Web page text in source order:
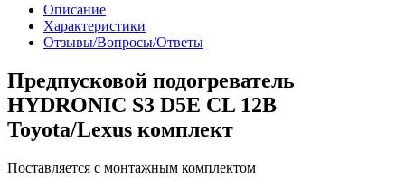
Описание
Характеристики
Отзывы/Вопросы/Ответы
Предпусковой подогреватель
HYDRONIC S3 D5E CL 12В
Toyota/Lexus комплект
Поставляется с монтажным комплектом